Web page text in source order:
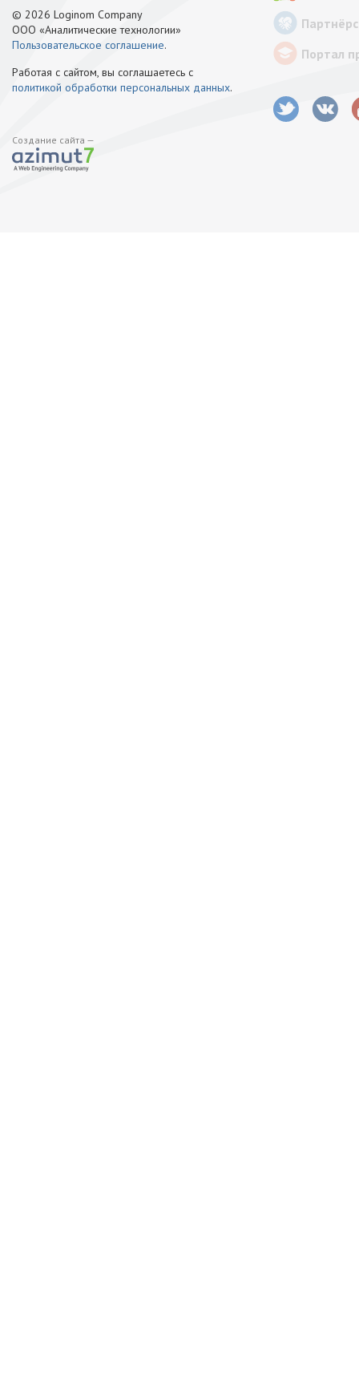
© 2026 Loginom Company
ООО «Аналитические технологии»
Пользовательское соглашение.
Работая с сайтом, вы соглашаетесь с
политикой обработки персональных данных.
Создание сайта —
Портал